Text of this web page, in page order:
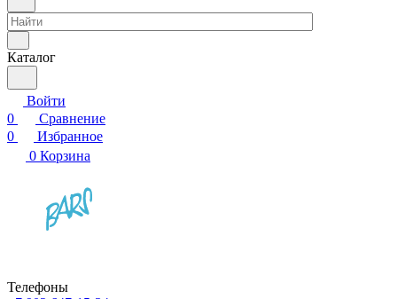
Каталог
Войти
0
Сравнение
0
Избранное
0 Корзина
Телефоны